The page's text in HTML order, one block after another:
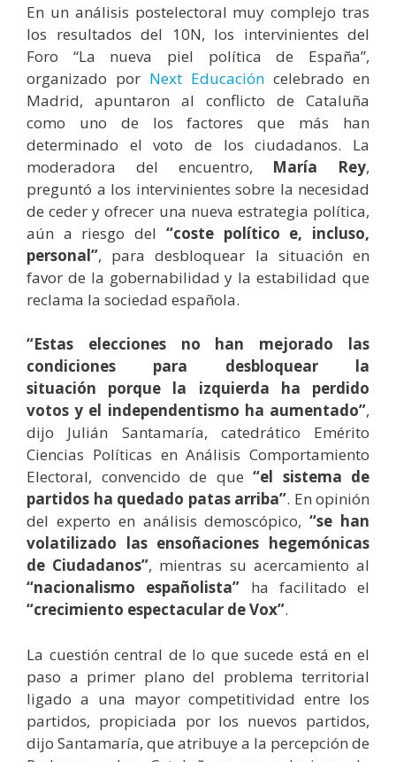
En un análisis postelectoral muy complejo tras
los resultados del 10N, los intervinientes del
Foro “La nueva piel política de España”,
organizado por Next Educación celebrado en
Madrid, apuntaron al conflicto de Cataluña
como uno de los factores que más han
determinado el voto de los ciudadanos. La
moderadora del encuentro, María Rey,
preguntó a los intervinientes sobre la necesidad
de ceder y ofrecer una nueva estrategia política,
aún a riesgo del “coste político e, incluso,
personal”, para desbloquear la situación en
favor de la gobernabilidad y la estabilidad que
reclama la sociedad española.
“Estas elecciones no han mejorado las
condiciones para desbloquear la
situación
porque la izquierda ha perdido
votos y el independentismo ha aumentado”,
dijo Julián Santamaría, catedrático Emérito
Ciencias Políticas en Análisis Comportamiento
Electoral, convencido de que “el sistema de
partidos ha quedado patas arriba”. En opinión
del experto en análisis demoscópico,“se han
volatilizado las ensoñaciones hegemónicas
de Ciudadanos”, mientras su acercamiento al
“nacionalismo españolista” ha facilitado el
“crecimiento espectacular de Vox”.
La cuestión central de lo que sucede está en el
paso a primer plano del problema territorial
ligado a una mayor competitividad entre los
partidos, propiciada por los nuevos partidos,
dijo Santamaría, que atribuye a la percepción de